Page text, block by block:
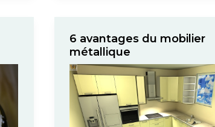
6 avantages du mobilier
métallique